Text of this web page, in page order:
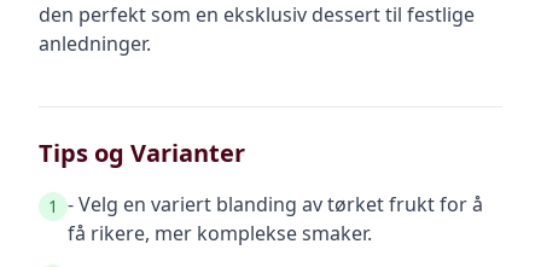
den perfekt som en eksklusiv dessert til festlige
anledninger.
Tips og Varianter
1 - Velg en variert blanding av tørket frukt for å
få rikere, mer komplekse smaker.